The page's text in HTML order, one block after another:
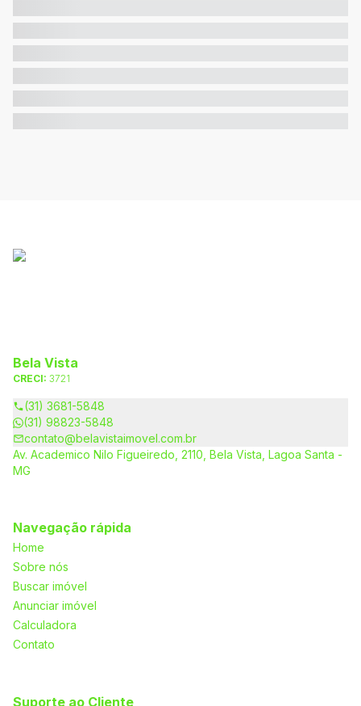
Bela Vista
CRECI: 3721
(31) 3681-5848
(31) 98823-5848
contato@belavistaimovel.com.br
Av. Academico Nilo Figueiredo, 2110, Bela Vista, Lagoa Santa -
MG
Navegação rápida
Home
Sobre nós
Buscar imóvel
Anunciar imóvel
Calculadora
Contato
Suporte ao Cliente